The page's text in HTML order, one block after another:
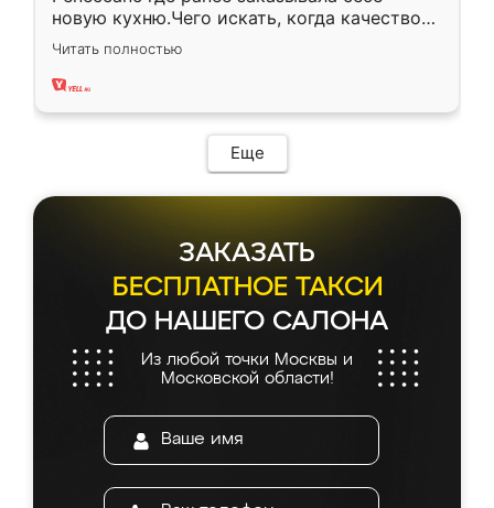
новую кухню.Чего искать, когда качеством
вполне довольна. Служит кухня уже почти
два года, нареканий нет.
Читать полностью
Еще
ЗАКАЗАТЬ
БЕСПЛАТНОЕ ТАКСИ
ДО НАШЕГО САЛОНА
Из любой точки Москвы и
Московской области!